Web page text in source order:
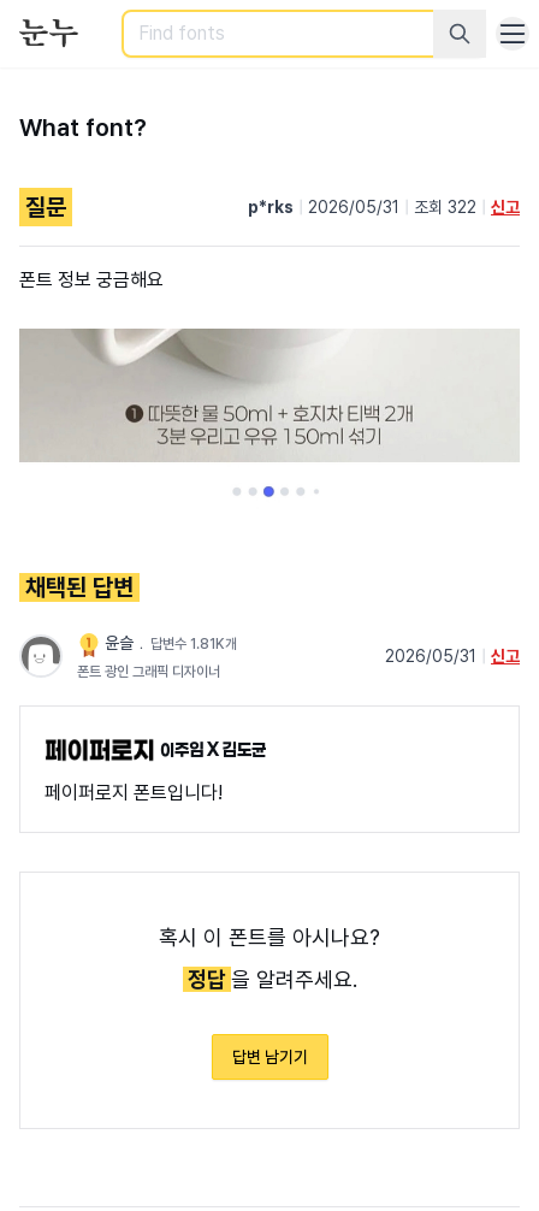
Search
What font?
질문 p*rks 2026/05/31 조회 322 신고
폰트 정보 궁금해요
채택된 답변
윤슬 ﹒ 답변수 1.81K개
폰트 광인 그래픽 디자이너
2026/05/31 신고
이주임 X 김도균
페이퍼로지 폰트입니다!
혹시 이 폰트를 아시나요?
정답을 알려주세요.
답변 남기기